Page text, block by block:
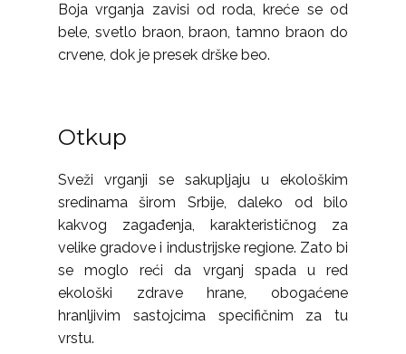
Boja vrganja zavisi od roda, kreće se od
bele, svetlo braon, braon, tamno braon do
crvene, dok je presek drške beo.
Otkup
Sveži vrganji se sakupljaju u ekološkim
sredinama širom Srbije, daleko od bilo
kakvog zagađenja, karakterističnog za
velike gradove i industrijske regione. Zato bi
se moglo reći da vrganj spada u red
ekološki zdrave hrane, obogaćene
hranljivim sastojcima specifičnim za tu
vrstu.